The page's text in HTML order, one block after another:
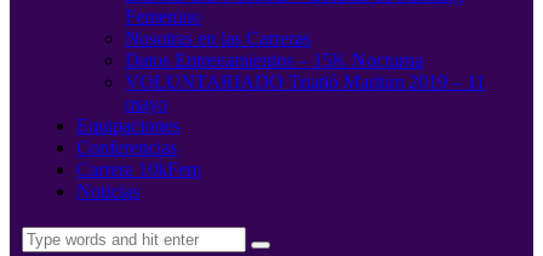
Femenino
Nosotras en las Carreras
Datos Entrenamientos – 15K Nocturna
VOLUNTARIADO Triatló Maritim 2019 – 11
mayo
Equipaciones
Conferencias
Carrera 10kFem
Noticias